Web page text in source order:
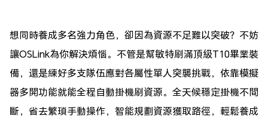
想同時養成多名強力角色，卻因為資源不足難以突破？不妨
讓OSLink為你解決煩惱。不管是幫敏特刷滿頂級T10畢業裝
備，還是練好多支隊伍應對各屬性單人突襲挑戰，依靠模擬
器多開功能就能全程自動掛機刷資源。全天候穩定掛機不間
斷，省去繁瑣手動操作，智能規劃資源獲取路徑，輕鬆養成